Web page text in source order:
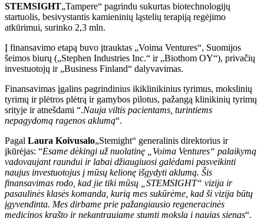
STEMSIGHT„Tampere“ pagrindu sukurtas biotechnologijų
startuolis, besivystantis kamieninių ląstelių terapiją regėjimo
atkūrimui, surinko 2,3 mln.
Į finansavimo etapą buvo įtrauktas „Voima Ventures“, Suomijos
šeimos biurų („Stephen Industries Inc.“ ir „Biothom OY“), privačių
investuotojų ir „Business Finland“ dalyvavimas.
Finansavimas įgalins pagrindinius ikiklinikinius tyrimus, mokslinių
tyrimų ir plėtros plėtrą ir gamybos pilotus, pažangą klinikinių tyrimų
srityje ir atnešdami “.Nauja viltis pacientams, turintiems
nepagydomą ragenos aklumą“.
Pagal Laura Koivusalo„Stemight“ generalinis direktorius ir
įkūrėjas: “Esame dėkingi už nuolatinę „Voima Ventures“ palaikymą
vadovaujant raundui ir labai džiaugiuosi galėdami pasveikinti
naujus investuotojus į mūsų kelionę išgydyti aklumą. Šis
finansavimas rodo, kad jie tiki mūsų „STEMSIGHT“ vizija ir
pasaulinės klasės komanda, kurią mes sukūrėme, kad ši vizija būtų
įgyvendinta. Mes dirbame prie pažangiausio regeneracinės
medicinos krašto ir nekantraujame stumti mokslą į naujas sienas“.